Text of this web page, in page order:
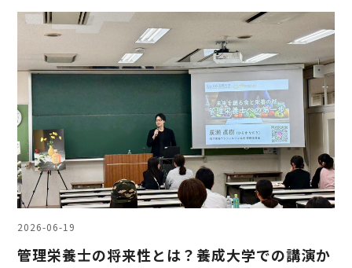
2026-06-19
管理栄養士の将来性とは？養成大学での講演か